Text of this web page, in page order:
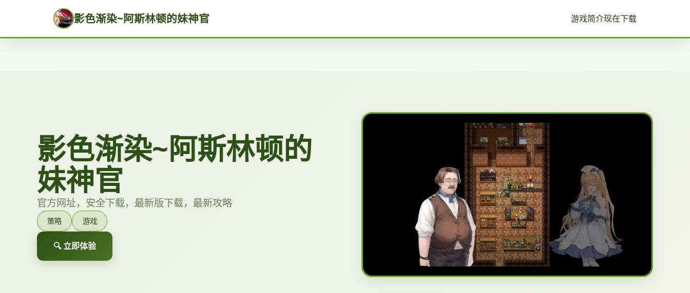
影色渐染~阿斯林顿的妹神官 游戏简介现在下载
影色渐染~阿斯林顿的
妹神官
官方网址，安全下载，最新版下载，最新攻略
策略 游戏
🔍 立即体验